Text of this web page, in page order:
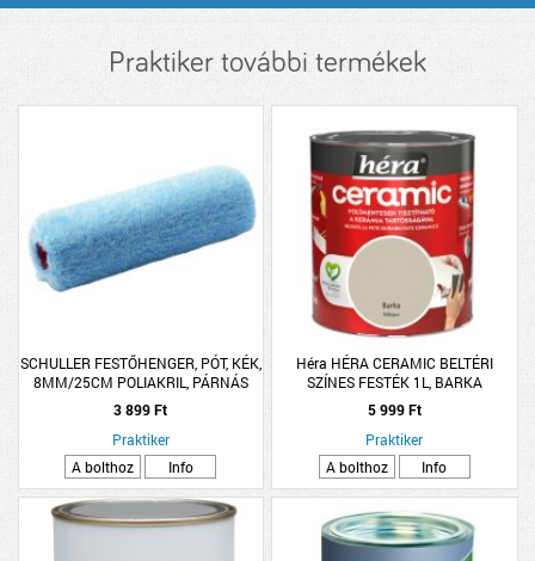
Praktiker további termékek
SCHULLER FESTŐHENGER, PÓT, KÉK,
8MM/25CM POLIAKRIL, PÁRNÁS
3 899 Ft
Praktiker
A bolthoz
Info
Héra HÉRA CERAMIC BELTÉRI
SZÍNES FESTÉK 1L, BARKA
5 999 Ft
Praktiker
A bolthoz
Info